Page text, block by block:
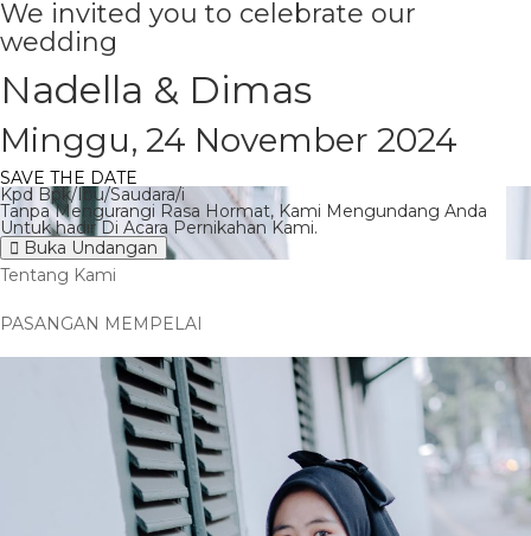
We invited you to celebrate our
wedding
Nadella & Dimas
Minggu, 24 November 2024
SAVE THE DATE
Kpd Bpk/Ibu/Saudara/i
Tanpa Mengurangi Rasa Hormat, Kami Mengundang Anda
Untuk hadir Di Acara Pernikahan Kami.
Buka Undangan
Tentang Kami
PASANGAN MEMPELAI